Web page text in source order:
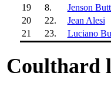
19
8. Jenson
20
22. Jean Alesi
21
23. Luciano
Coulthard